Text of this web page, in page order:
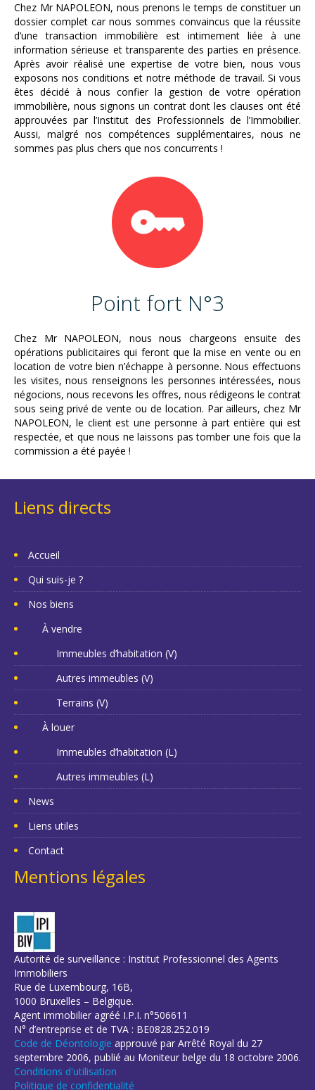
Chez Mr NAPOLEON, nous prenons le temps de constituer un
dossier complet car nous sommes convaincus que la réussite
d’une transaction immobilière est intimement liée à une
information sérieuse et transparente des parties en présence.
Après avoir réalisé une expertise de votre bien, nous vous
exposons nos conditions et notre méthode de travail. Si vous
êtes décidé à nous confier la gestion de votre opération
immobilière, nous signons un contrat dont les clauses ont été
approuvées par l’Institut des Professionnels de l’Immobilier.
Aussi, malgré nos compétences supplémentaires, nous ne
sommes pas plus chers que nos concurrents !
Point fort N°3
Chez Mr NAPOLEON, nous nous chargeons ensuite des
opérations publicitaires qui feront que la mise en vente ou en
location de votre bien n’échappe à personne. Nous effectuons
les visites, nous renseignons les personnes intéressées, nous
négocions, nous recevons les offres, nous rédigeons le contrat
sous seing privé de vente ou de location. Par ailleurs, chez Mr
NAPOLEON, le client est une personne à part entière qui est
respectée, et que nous ne laissons pas tomber une fois que la
commission a été payée !
Liens directs
Accueil
Qui suis-je ?
Nos biens
À vendre
Immeubles d’habitation (V)
Autres immeubles (V)
Terrains (V)
À louer
Immeubles d’habitation (L)
Autres immeubles (L)
News
Liens utiles
Contact
Mentions légales
Autorité de surveillance : Institut Professionnel des Agents
Immobiliers
Rue de Luxembourg, 16B,
1000 Bruxelles – Belgique.
Agent immobilier agréé I.P.I. n°506611
N° d’entreprise et de TVA : BE0828.252.019
Code de Déontologie approuvé par Arrêté Royal du 27
septembre 2006, publié au Moniteur belge du 18 octobre 2006.
Conditions d'utilisation
Politique de confidentialité